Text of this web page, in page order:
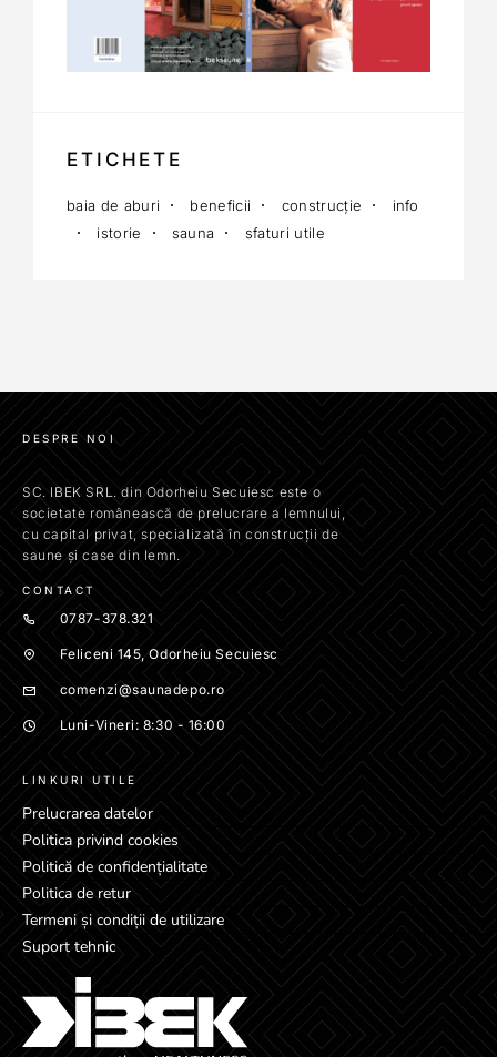
ETICHETE
baia de aburi beneficii construcție
info
istorie
sauna sfaturi utile
DESPRE NOI
SC. IBEK SRL. din Odorheiu Secuiesc este o
societate românească de prelucrare a lemnului,
cu capital privat, specializată în construcții de
saune și case din lemn.
CONTACT
0787-378.321
Feliceni 145, Odorheiu Secuiesc
comenzi@saunadepo.ro
Luni-Vineri: 8:30 - 16:00
LINKURI UTILE
Prelucrarea datelor
Politica privind cookies
Politică de confidențialitate
Politica de retur
Termeni și condiții de utilizare
Suport tehnic